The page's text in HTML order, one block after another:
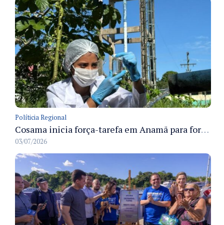
Políticia Regional
Cosama inicia força-tarefa em Anamã para fortalecer abastecimento de água e segurança hídrica da população
03/07/2026